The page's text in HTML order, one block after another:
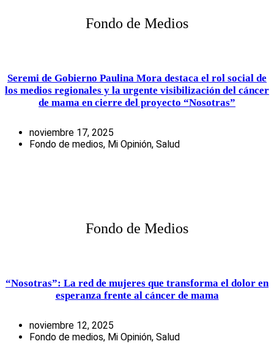
Fondo de Medios
Seremi de Gobierno Paulina Mora destaca el rol social de
los medios regionales y la urgente visibilización del cáncer
de mama en cierre del proyecto “Nosotras”
noviembre 17, 2025
Fondo de medios, Mi Opinión, Salud
Fondo de Medios
“Nosotras”: La red de mujeres que transforma el dolor en
esperanza frente al cáncer de mama
noviembre 12, 2025
Fondo de medios, Mi Opinión, Salud